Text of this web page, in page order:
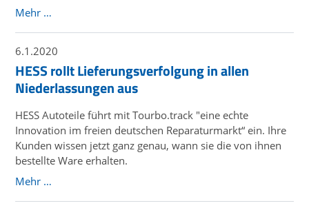
Mehr …
6.1.2020
HESS rollt Lieferungsverfolgung in allen
Niederlassungen aus
HESS Autoteile führt mit Tourbo.track "eine echte
Innovation im freien deutschen Reparaturmarkt“ ein. Ihre
Kunden wissen jetzt ganz genau, wann sie die von ihnen
bestellte Ware erhalten.
Mehr …